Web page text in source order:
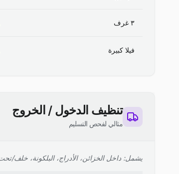
٣ غرف
فيلا كبيرة
تنظيف الدخول / الخروج
مثالي لفحص التسليم
يشمل: داخل الخزائن، الأدراج، البلكونة، خلف/تحت